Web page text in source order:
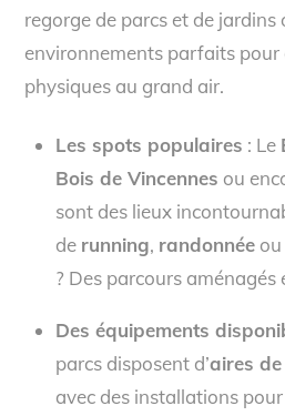
regorge de parcs et de
environnements parfaits pour
physiques au grand air.
Les spots populaires : Le
Bois de Vincennes ou
sont des lieux
de running, randonnéeou
? Des parcours
Des équipements
parcs disposent d’aires
avec des installations